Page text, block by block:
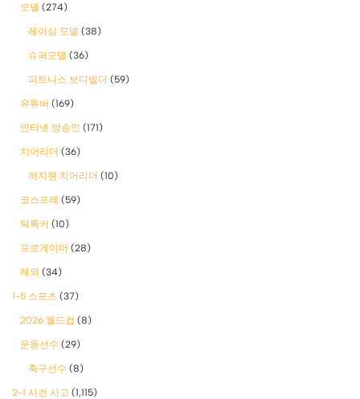
모델 (274)
레이싱 모델 (38)
슈퍼모델 (36)
피트니스 보디빌더 (59)
유튜버 (169)
인터넷 방송인 (171)
치어리더 (36)
하지원 치어리더 (10)
코스프레 (59)
틱톡커 (10)
프로게이머 (28)
해외 (34)
1-5 스포츠 (37)
2026 월드컵 (8)
운동선수 (29)
축구선수 (8)
2-1 사건 사고 (1,115)